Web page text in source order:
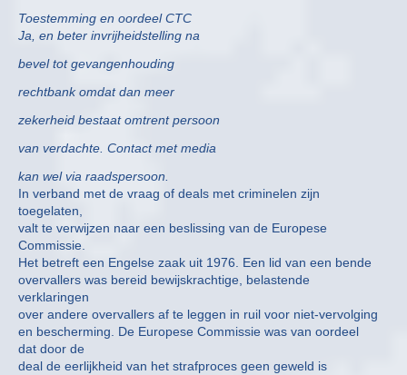
Toestemming en oordeel CTC
Ja, en beter invrijheidstelling na
bevel tot gevangenhouding
rechtbank omdat dan meer
zekerheid bestaat omtrent persoon
van verdachte. Contact met media
kan wel via raadspersoon.
In verband met de vraag of deals met criminelen zijn
toegelaten,
valt te verwijzen naar een beslissing van de Europese
Commissie.
Het betreft een Engelse zaak uit 1976. Een lid van een bende
overvallers was bereid bewijskrachtige, belastende
verklaringen
over andere overvallers af te leggen in ruil voor niet-vervolging
en bescherming. De Europese Commissie was van oordeel
dat door de
deal de eerlijkheid van het strafproces geen geweld is